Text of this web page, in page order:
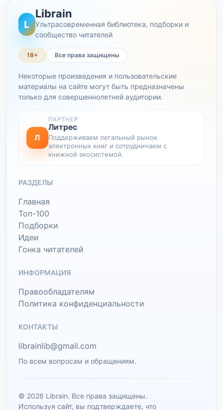
L
Librain
Ультрасовременная библиотека, подборки и
сообщество читателей
18+ Все права защищены
Некоторые произведения и пользовательские
материалы на сайте могут быть предназначены
только для совершеннолетней аудитории.
Л
ПАРТНЕР
Литрес
Поддерживаем легальный рынок
электронных книг и сотрудничаем с
книжной экосистемой.
РАЗДЕЛЫ
Главная
Топ-100
Подборки
Идеи
Гонка читателей
ИНФОРМАЦИЯ
Правообладателям
Политика конфиденциальности
КОНТАКТЫ
librainlib@gmail.com
По всем вопросам и обращениям.
© 2026 Librain. Все права защищены.
Используя сайт, вы подтверждаете, что